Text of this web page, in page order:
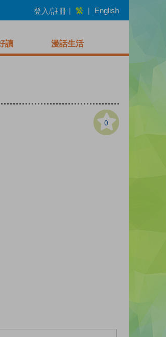
登入/註冊 | 繁 | English
讀 漫話生活
0